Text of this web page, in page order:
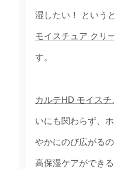
湿したい！ という
モイスチュア クリ
す。
カルテHD モイス
いにも関わらず、
やかにのび広がる
高保湿ケアができる